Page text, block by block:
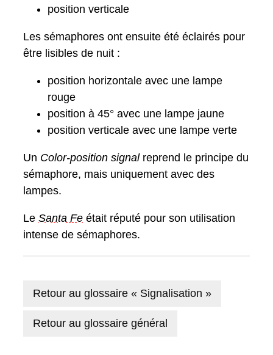
position verticale
Les sémaphores ont ensuite été éclairés pour
être lisibles de nuit :
position horizontale avec une lampe
rouge
position à 45° avec une lampe jaune
position verticale avec une lampe verte
Un Color-position signalreprend le principe du
sémaphore, mais uniquement avec des
lampes.
Le Santa Fe était réputé pour son utilisation
intense de sémaphores.
Retour au glossaire « Signalisation »
Retour au glossaire général